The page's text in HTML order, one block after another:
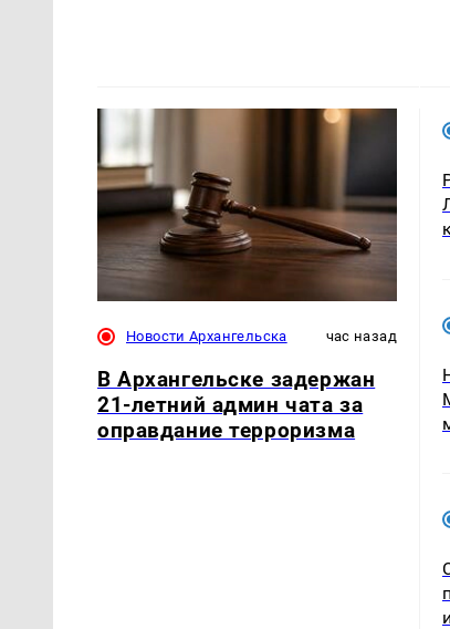
Новости Архангельска час назад
В Архангельске задержан
21-летний админ чата за
оправдание терроризма